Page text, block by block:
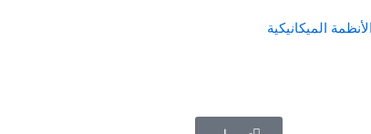
الميكانيكية